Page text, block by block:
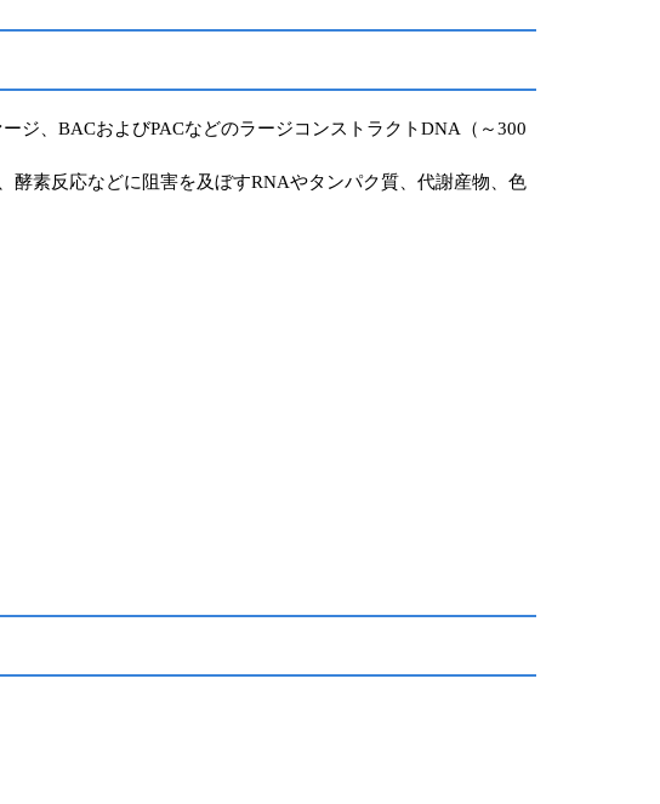
ジ、BACおよびPACなどのラージコンストラクトDNA（～300
素反応などに阻害を及ぼすRNAやタンパク質、代謝産物、色